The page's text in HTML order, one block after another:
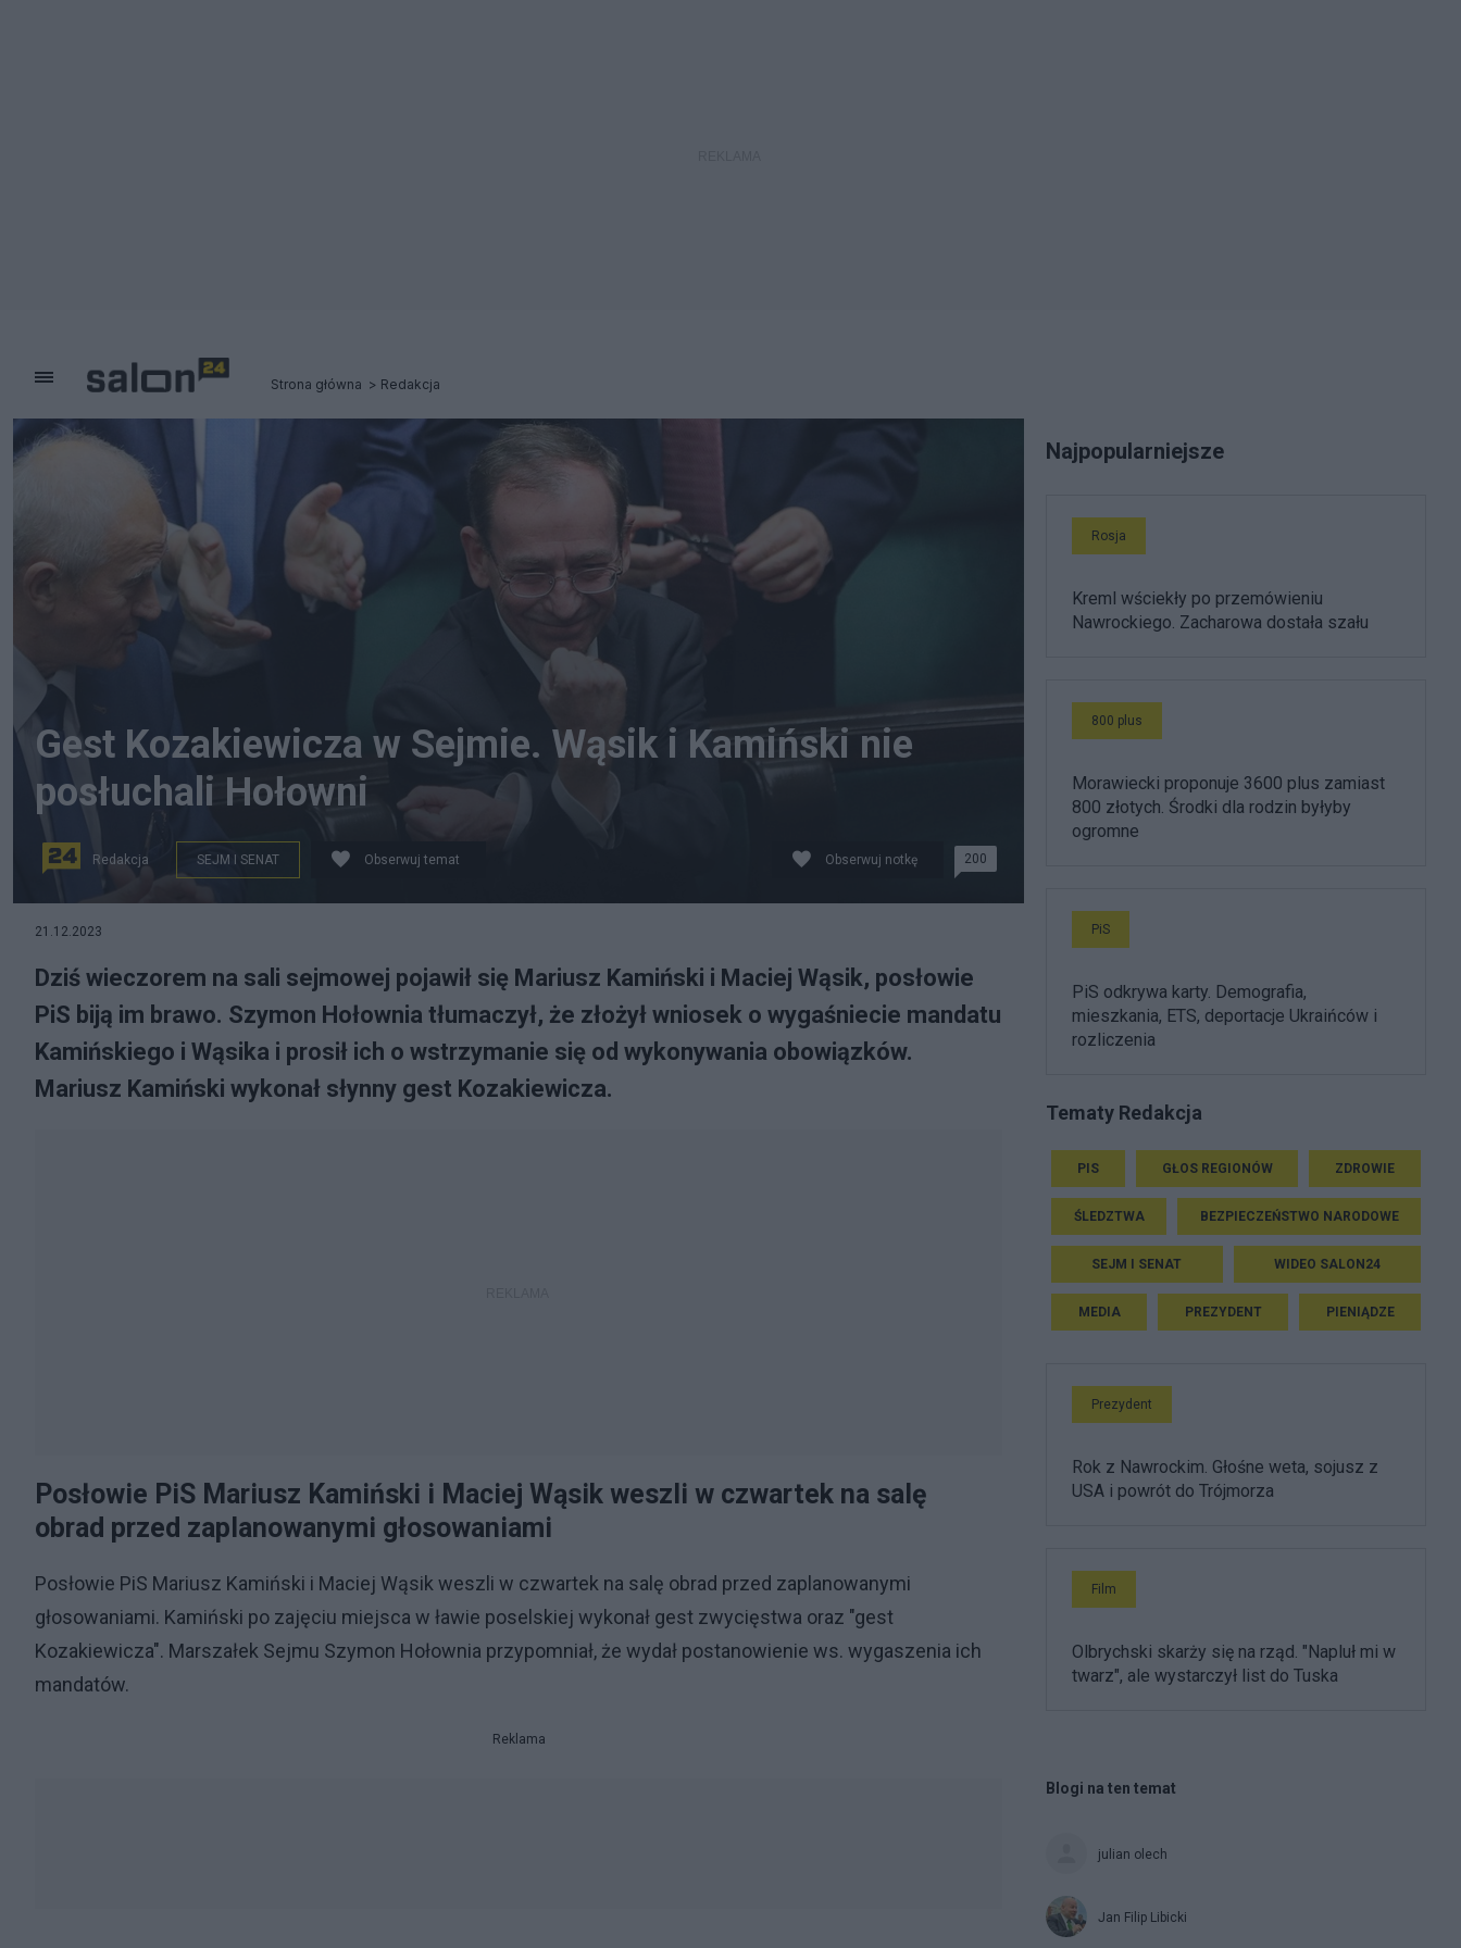
Strona główna Redakcja
Gest Kozakiewicza w Sejmie. Wąsik i Kamiński nie
posłuchali Hołowni
Redakcja SEJM I SENAT Obserwuj temat Obserwuj notkę 200
21.12.2023
Dziś wieczorem na sali sejmowej pojawił się Mariusz Kamiński i Maciej Wąsik, posłowie
PiS biją im brawo. Szymon Hołownia tłumaczył, że złożył wniosek o wygaśniecie mandatu
Kamińskiego i Wąsika i prosił ich o wstrzymanie się od wykonywania obowiązków.
Mariusz Kamiński wykonał słynny gest Kozakiewicza.
Posłowie PiS Mariusz Kamiński i Maciej Wąsik weszli w czwartek na salę
obrad przed zaplanowanymi głosowaniami
Posłowie PiS Mariusz Kamiński i Maciej Wąsik weszli w czwartek na salę obrad przed zaplanowanymi
głosowaniami. Kamiński po zajęciu miejsca w ławie poselskiej wykonał gest zwycięstwa oraz "gest
Kozakiewicza". Marszałek Sejmu Szymon Hołownia przypomniał, że wydał postanowienie ws. wygaszenia ich
mandatów.
Reklama
Najpopularniejsze
Rosja
Kreml wściekły po przemówieniu
Nawrockiego. Zacharowa dostała szału
800 plus
Morawiecki proponuje 3600 plus zamiast
800 złotych. Środki dla rodzin byłyby
ogromne
PiS
PiS odkrywa karty. Demografia,
mieszkania, ETS, deportacje Ukraińców i
rozliczenia
Tematy Redakcja
PIS GŁOS REGIONÓW ZDROWIE
ŚLEDZTWA BEZPIECZEŃSTWO NARODOWE
SEJM I SENAT WIDEO SALON24
MEDIA PREZYDENT PIENIĄDZE
Prezydent
Rok z Nawrockim. Głośne weta, sojusz z
USA i powrót do Trójmorza
Film
Olbrychski skarży się na rząd. "Napluł mi w
twarz", ale wystarczył list do Tuska
Blogi na ten temat
julian olech
Jan Filip Libicki